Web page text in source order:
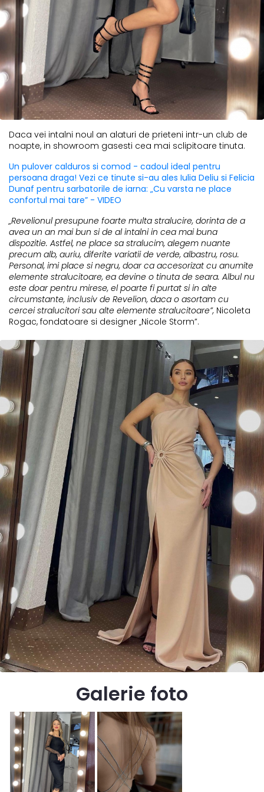
Daca vei intalni noul an alaturi de prieteni intr-un club de
noapte, in showroom gasesti cea mai sclipitoare tinuta.
Un pulover calduros si comod - cadoul ideal pentru
persoana draga! Vezi ce tinute si-au ales Iulia Deliu si Felicia
Dunaf pentru sarbatorile de iarna: „Cu varsta ne place
confortul mai tare” - VIDEO
„Revelionul presupune foarte multa stralucire, dorinta de a
avea un an mai bun si de al intalni in cea mai buna
dispozitie. Astfel, ne place sa stralucim, alegem nuante
precum alb, auriu, diferite variatii de verde, albastru, rosu.
Personal, imi place si negru, doar ca accesorizat cu anumite
elemente stralucitoare, ea devine o tinuta de seara. Albul nu
este doar pentru mirese, el poarte fi purtat si in alte
circumstante, inclusiv de Revelion, daca o asortam cu
cercei stralucitori sau alte elemente stralucitoare”, Nicoleta
Rogac, fondatoare si designer „Nicole Storm”.
Galerie foto